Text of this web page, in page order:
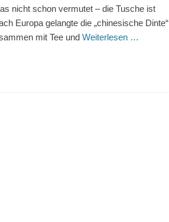
nicht schon vermutet – die Tusche ist
Europa gelangte die „chinesische Dinte“
mit Tee und Weiterlesen …